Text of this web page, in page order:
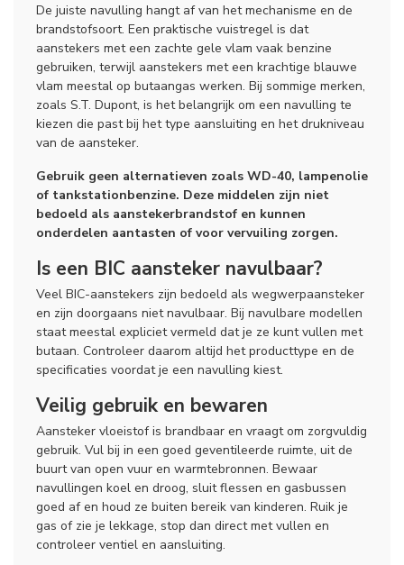
De juiste navulling hangt af van het mechanisme en de
brandstofsoort. Een praktische vuistregel is dat
aanstekers met een zachte gele vlam vaak benzine
gebruiken, terwijl aanstekers met een krachtige blauwe
vlam meestal op butaangas werken. Bij sommige merken,
zoals S.T. Dupont, is het belangrijk om een navulling te
kiezen die past bij het type aansluiting en het drukniveau
van de aansteker.
Gebruik geen alternatieven zoals WD-40, lampenolie
of tankstationbenzine. Deze middelen zijn niet
bedoeld als aanstekerbrandstof en kunnen
onderdelen aantasten of voor vervuiling zorgen.
Is een BIC aansteker navulbaar?
Veel BIC-aanstekers zijn bedoeld als wegwerpaansteker
en zijn doorgaans niet navulbaar. Bij navulbare modellen
staat meestal expliciet vermeld dat je ze kunt vullen met
butaan. Controleer daarom altijd het producttype en de
specificaties voordat je een navulling kiest.
Veilig gebruik en bewaren
Aansteker vloeistof is brandbaar en vraagt om zorgvuldig
gebruik. Vul bij in een goed geventileerde ruimte, uit de
buurt van open vuur en warmtebronnen. Bewaar
navullingen koel en droog, sluit flessen en gasbussen
goed af en houd ze buiten bereik van kinderen. Ruik je
gas of zie je lekkage, stop dan direct met vullen en
controleer ventiel en aansluiting.